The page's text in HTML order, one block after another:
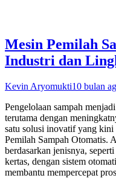
Mesin Pemilah
Industri dan
Kevin Aryomukti10 bulan
Pengelolaan sampah
terutama dengan
satu solusi inovatif yang
Pemilah Sampah Otomatis.
berdasarkan jenisnya,
kertas, dengan sistem
membantu mempercepat